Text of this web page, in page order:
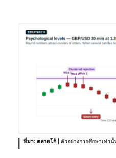
ที่มา: ตลาดโก้| ตัวอย่างการศึกษาเท่านั้